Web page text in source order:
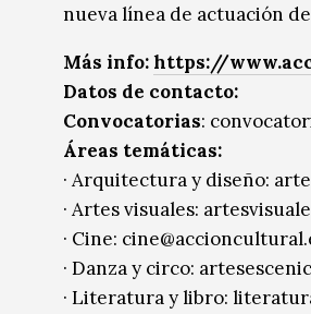
nueva línea de actuación
Más info:https://
Datos de contacto:
Convocatorias:
​Áreas temáticas:
· Arquitectura y diseño:
· Artes visuales:
· Cine:
· Danza y circo:
· Literatura y libro: